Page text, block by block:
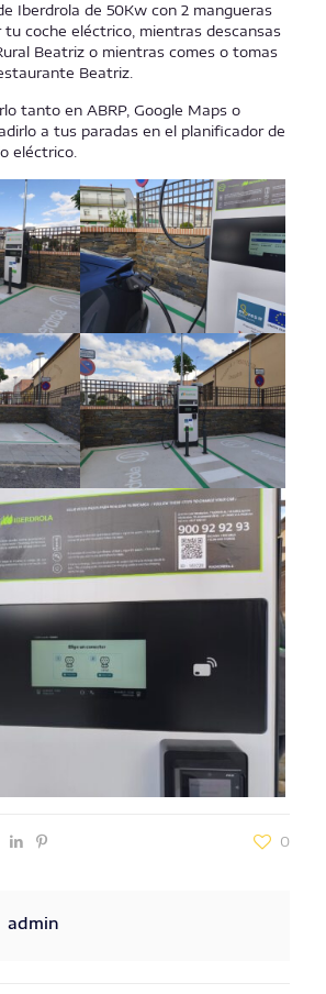
Iberdrola de 50Kw con 2 mangueras
tu coche eléctrico, mientras descansas
Beatriz o mientras comes o tomas
Beatriz.
tanto en ABRP, Google Maps o
a tus paradas en el planificador de
eléctrico.
0
admin